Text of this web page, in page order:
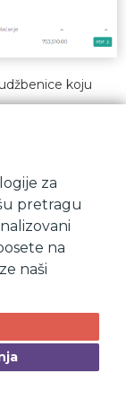
za
pretragu
na
naši
koju